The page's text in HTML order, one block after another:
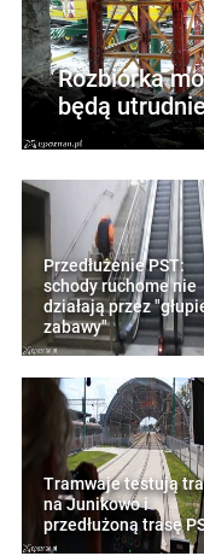
Rozbiórka
będą
Przedłużenie PST:
schody ruchome nie
działają przez
zabawy"
Tramwaje testują
na Junikowo i
przedłużoną trasę